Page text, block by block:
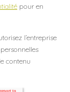
pour en
l’entreprise
contenu